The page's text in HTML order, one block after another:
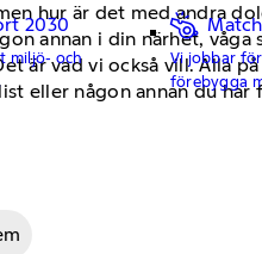
2030
miljö- och
Vi jobbar
förebygga
hur är det med andra
annan i din närhet,
är vad vi också vill. Alla
eller någon annan du